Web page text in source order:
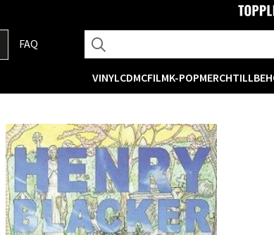
FAQ
VINYLCDMCFILMK-POPMERCH